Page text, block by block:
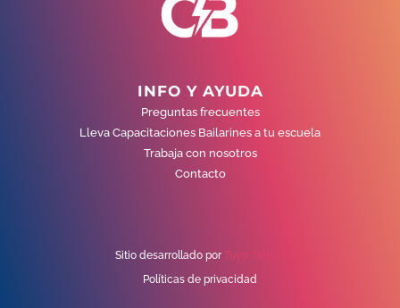
INFO Y AYUDA
Preguntas frecuentes
Lleva Capacitaciones Bailarines a tu escuela
Trabaja con nosotros
Contacto
Sitio desarrollado porTuyo Tienda
Políticas de privacidad